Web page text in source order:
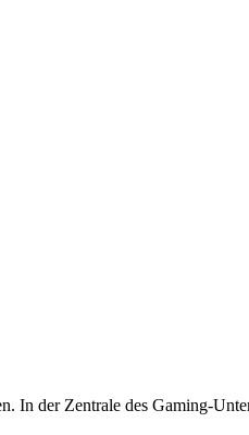
In der Zentrale des Gaming-